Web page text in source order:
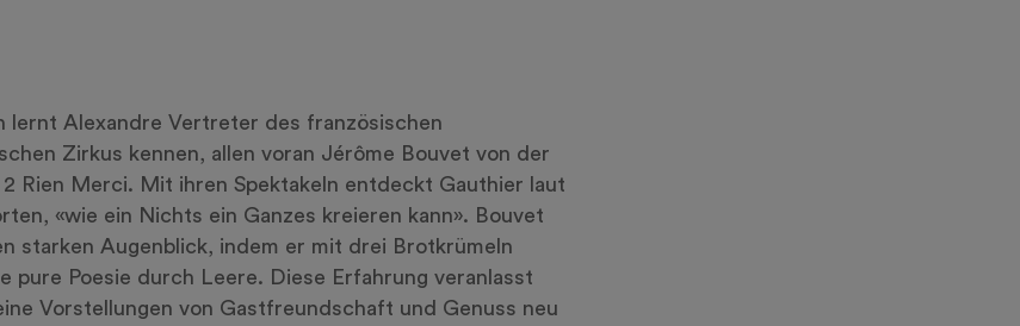
lernt Alexandre Vertreter des französischen
Zirkus kennen, allen voran Jérôme Bouvet von der
2 Rien Merci. Mit ihren Spektakeln entdeckt Gauthier laut
«wie ein Nichts ein Ganzes kreieren kann». Bouvet
starken Augenblick, indem er mit drei Brotkrümeln
pure Poesie durch Leere. Diese Erfahrung veranlasst
Vorstellungen von Gastfreundschaft und Genuss neu